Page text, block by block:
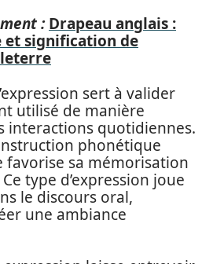
: Drapeau anglais :
signification de
sert à valider
utilisé de manière
interactions quotidiennes.
phonétique
favorise sa mémorisation
type d’expression joue
le discours oral,
une ambiance